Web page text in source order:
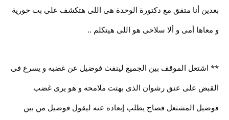
بعدين أنا متفق مع دكتورة الوحدة هى اللى هتكشف على بت حورية
و معاها أمى و ألا سلاحى هو اللى هيتكلم ..
** اشتعل الموقف بين الجميع لينفث فوضيل عن غضبه و يسرع فى
القبض على عنق رشوان الذى بهتت ملامحه و هو يرى غضب
فوضيل المشتعل فصاح يطلب إبعاده عنه ليقول فوضيل من بين